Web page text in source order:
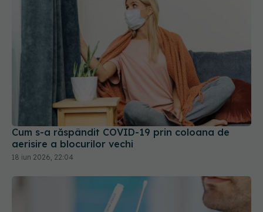
Cum s-a răspândit COVID-19 prin coloana de
aerisire a blocurilor vechi
18 iun 2026, 22:04